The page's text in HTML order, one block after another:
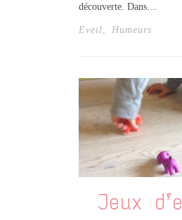
découverte. Dans…
Eveil Humeurs
Jeux